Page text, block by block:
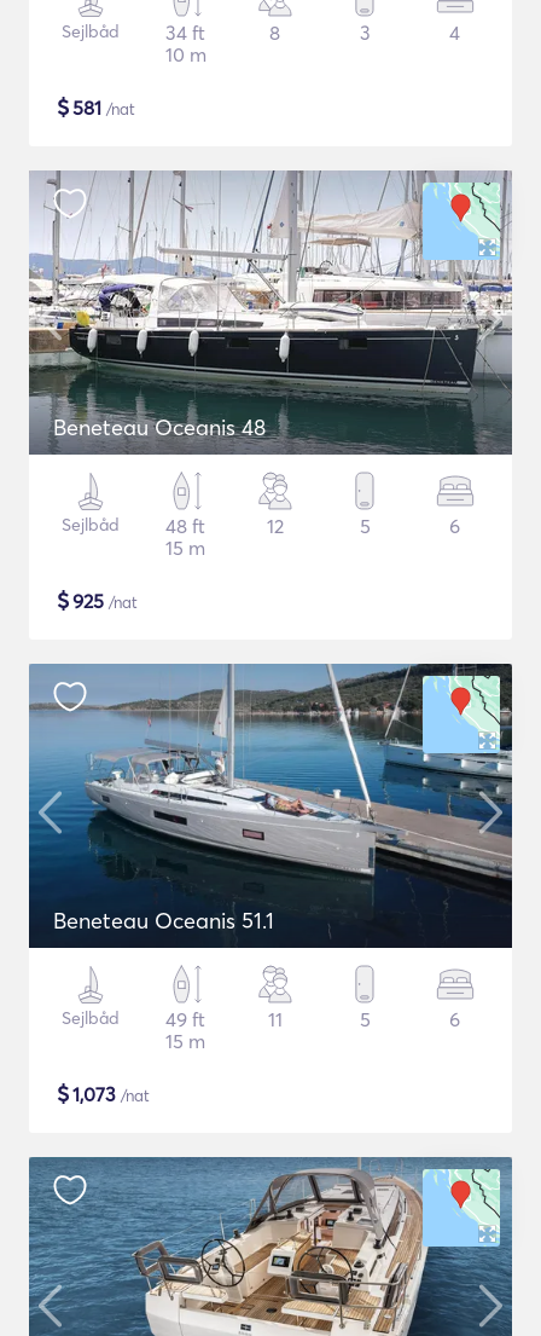
Sejlbåd
34 ft
10 m
8 3 4
$581 /nat
Beneteau Oceanis 48
Sejlbåd
48 ft
15 m
12 5 6
$925 /nat
Beneteau Oceanis 51.1
Sejlbåd
49 ft
15 m
11 5 6
$1,073 /nat